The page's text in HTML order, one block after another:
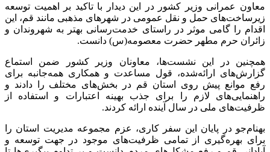
معاون عمرانی وزیر کشور در این دیدار با تاکید بر اهمیت توسعه
زیرساخت‌های حمل و نقل عمومی در شهرهای مذهبی مانند قم، این
اقدام را گامی موثر در راستای خدمت‌رسانی بهتر به شهروندان و
زائران حرم مطهر حضرت معصومه(س) دانست.
همچنین در این نشست‌ها، معاونان وزیر کشور ضمن استماع
گزارش‌های ارائه‌شده، قول مساعدت و همکاری همه‌جانبه برای
رفع موانع پیش روی استان قم در بخش‌های مختلف را دادند و
راهنمایی‌های لازم را برای جذب بهینه اعتبارات و استفاده از
ظرفیت‌های ملی در سال آینده ارائه کردند.
بهنام‌جو در پایان این سفر کاری، عزم مجموعه مدیریت استان را
برای بهره‌گیری از تمامی ظرفیت‌های موجود در جهت توسعه و